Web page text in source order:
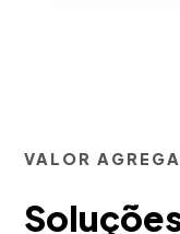
VALOR